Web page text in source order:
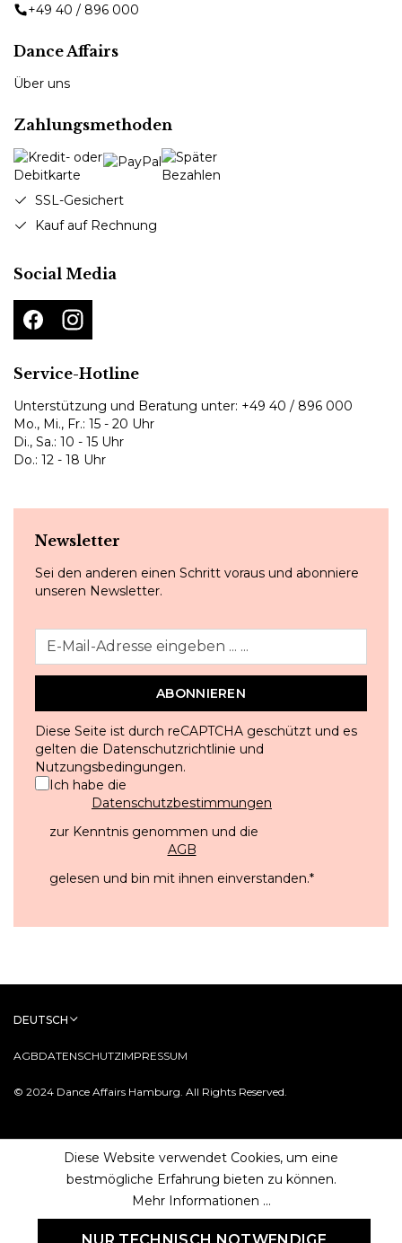
+49 40 / 896 000
Dance Affairs
Über uns
Zahlungsmethoden
SSL-Gesichert
Kauf auf Rechnung
Social Media
Service-Hotline
Unterstützung und Beratung unter: +49 40 / 896 000
Mo., Mi., Fr.: 15 - 20 Uhr
Di., Sa.: 10 - 15 Uhr
Do.: 12 - 18 Uhr
Newsletter
Sei den anderen einen Schritt voraus und abonniere
unseren Newsletter.
ABONNIEREN
Diese Seite ist durch reCAPTCHA geschützt und es
gelten die Datenschutzrichtlinie und
Nutzungsbedingungen.
Ich habe die
Datenschutzbestimmungen
zur Kenntnis genommen und die
AGB
gelesen und bin mit ihnen einverstanden.*
© 2024 Dance Affairs Hamburg. All Rights Reserved.
AGBDATENSCHUTZIMPRESSUM
DEUTSCH
Diese Website verwendet Cookies, um eine
bestmögliche Erfahrung bieten zu können.
Mehr Informationen ...